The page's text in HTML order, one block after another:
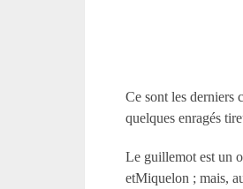
Ce sont les derniers
quelques enragés
Le guillemot est un
etMiquelon ; mais,